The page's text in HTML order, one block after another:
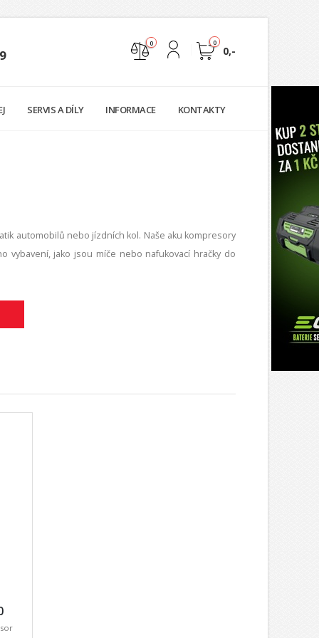
0
0,-
0
SERVIS A DÍLY INFORMACE KONTAKTY
automobilů nebo jízdních kol. Naše aku kompresory
vybavení, jako jsou míče nebo nafukovací hračky do